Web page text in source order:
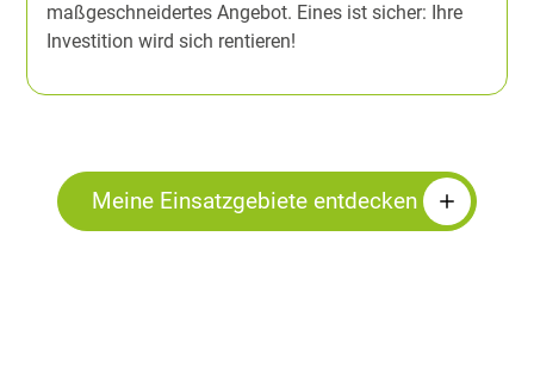
maßgeschneidertes Angebot. Eines ist sicher: Ihre
Investition wird sich rentieren!
Meine Einsatzgebiete entdecken